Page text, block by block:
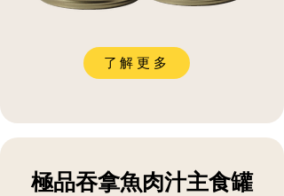
了解更多
極品吞拿魚肉汁主食罐